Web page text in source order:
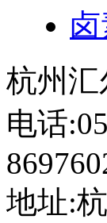
杭州
电话
地址: